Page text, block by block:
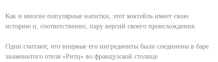
Как и многие популярные напитки, этот коктейль имеет свою
историю и, соответственно, пару версий своего происхождения.
Одни считают, что впервые его ингредиенты были соединены в баре
знаменитого отеля «Ритц» во французской столице